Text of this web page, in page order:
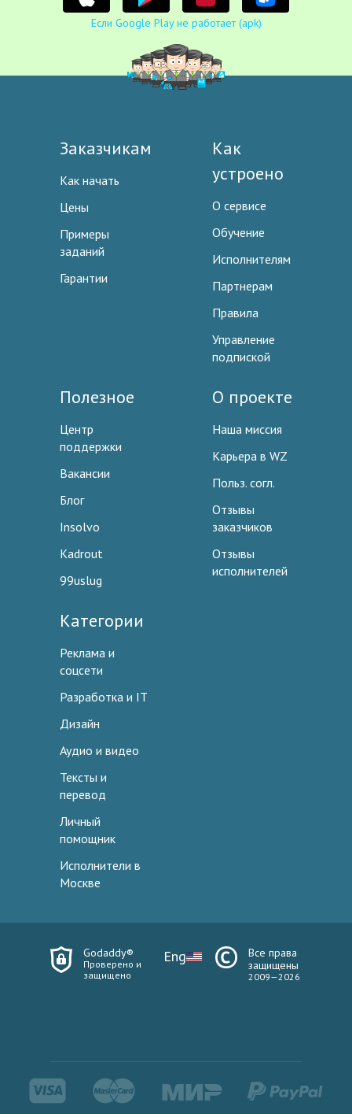
Если Google Play не работает (apk)
Заказчикам
Как начать
Цены
Примеры
заданий
Гарантии
Как
устроено
О сервисе
Обучение
Исполнителям
Партнерам
Правила
Управление
подпиской
Полезное
Центр
поддержки
Вакансии
Блог
Insolvo
Kadrout
99uslug
О проекте
Наша миссия
Карьера в WZ
Польз. согл.
Отзывы
заказчиков
Отзывы
исполнителей
Категории
Реклама и
соцсети
Разработка и IT
Дизайн
Аудио и видео
Тексты и
перевод
Личный
помощник
Исполнители в
Москве
Godaddy®
Проверено и
защищено
Eng
Все права
защищены
2009—2026